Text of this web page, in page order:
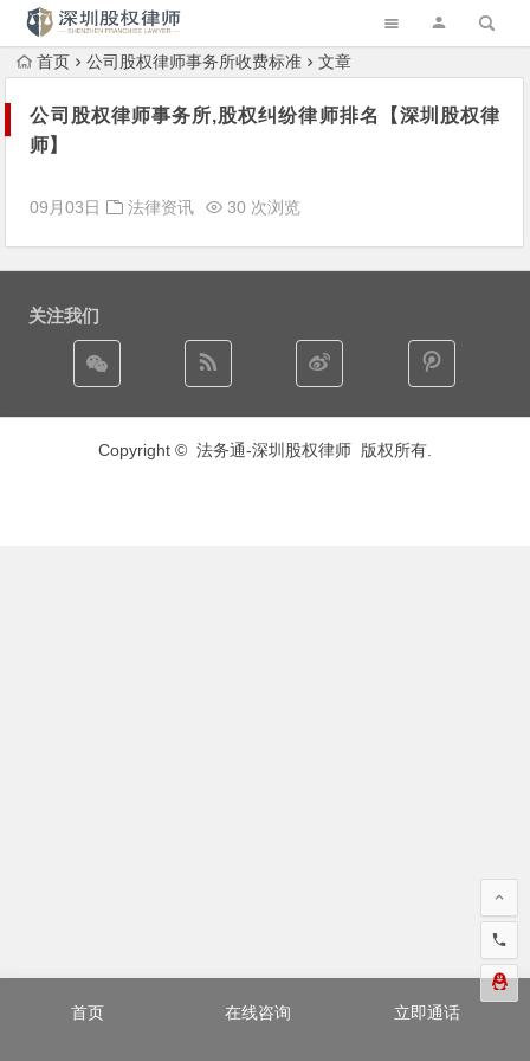
首页 公司股权律师事务所收费标准 文章
公司股权律师事务所,股权纠纷律师排名【深圳股权律
师】
09月03日 法律资讯 30 次浏览
关注我们
首页 在线咨询 立即通话
Copyright © 法务通-深圳股权律师 版权所有.